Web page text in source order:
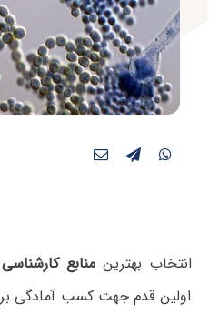
انتخاب بهترین منابع
اولین قدم جهت کسب آمادگی